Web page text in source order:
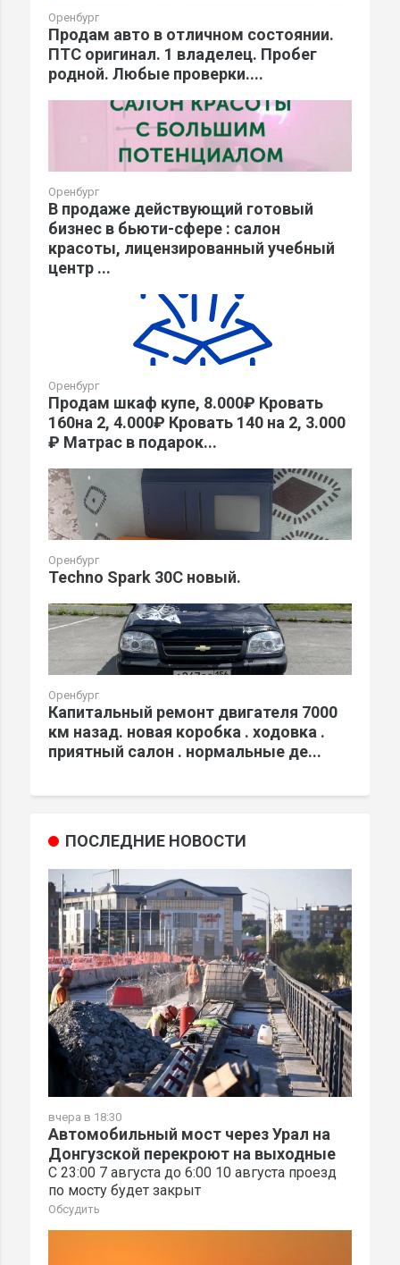
Оренбург
Продам авто в отличном состоянии.
ПТС оригинал. 1 владелец. Пробег
родной. Любые проверки....
Оренбург
В продаже действующий готовый
бизнес в бьюти-сфере : салон
красоты, лицензированный учебный
центр ...
Оренбург
Продам шкаф купе, 8.000₽ Кровать
160на 2, 4.000₽ Кровать 140 на 2, 3.000
₽ Матрас в подарок...
Оренбург
Techno Spark 30C новый.
Оренбург
Капитальный ремонт двигателя 7000
км назад. новая коробка . ходовка .
приятный салон . нормальные де...
ПОСЛЕДНИЕ НОВОСТИ
вчера в 18:30
Автомобильный мост через Урал на
Донгузской перекроют на выходные
С 23:00 7 августа до 6:00 10 августа проезд
по мосту будет закрыт
Обсудить